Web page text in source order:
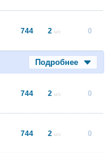
744 2 м/с 0
Подробнее
744 2 м/с 0
744 2 м/с 0